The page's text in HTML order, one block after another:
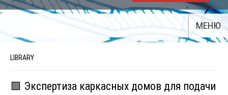
МЕНЮ
LIBRARY
🟩 Экспертиза каркасных домов для подачи